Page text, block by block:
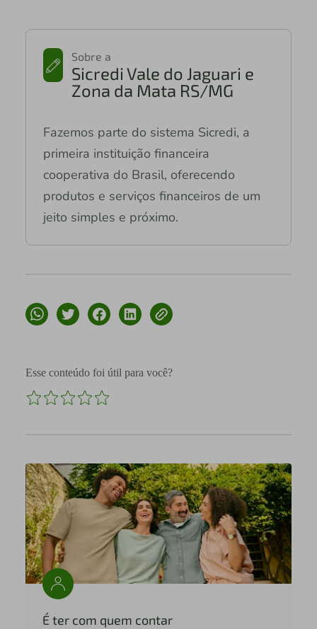
Sobre a
Sicredi Vale do Jaguari e
Zona da Mata RS/MG
Fazemos parte do sistema Sicredi, a
primeira instituição financeira
cooperativa do Brasil, oferecendo
produtos e serviços financeiros de um
jeito simples e próximo.
Esse conteúdo foi útil para você?
É ter com quem contar